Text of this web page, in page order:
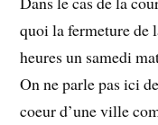
quoi la fermeture de
heures un samedi
On ne parle pas ici
coeur d’une ville